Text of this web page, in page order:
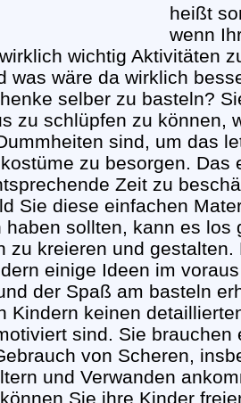
heißt
wenn
wichtig Aktivitäten
was wäre da wirklich
selber zu basteln?
zu schlüpfen zu können,
sind, um das
zu besorgen. Das
Zeit zu
Sie diese einfachen
sollten, kann es
zu kreieren und
einige Ideen im
der Spaß am basteln
Kindern keinen
sind. Sie
von Scheren,
und Verwanden
Sie ihre Kinder